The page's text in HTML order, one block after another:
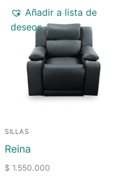
Añadir a lista de
deseos
SILLAS
Reina
$ 1.550.000